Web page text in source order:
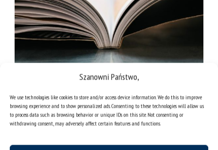
Szanowni Państwo,
We use technologies like cookies to store and/or access device information. We do this to improve
browsing experience and to show personalized ads. Consenting to these technologies will allow us
to process data such as browsing behavior or unique IDs on this site. Not consenting or
withdrawing consent, may adversely affect certain features and functions.